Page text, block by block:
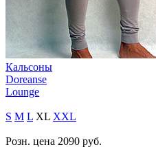
Кальсоны
Doreanse
Lounge
S M L XL XXL
Розн. цена 2090 руб.